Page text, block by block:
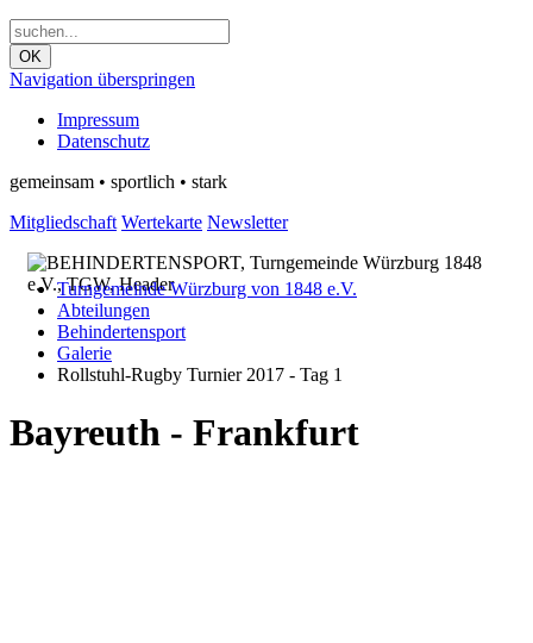
OK
Navigation überspringen
Impressum
Datenschutz
gemeinsam • sportlich • stark
Mitgliedschaft Wertekarte Newsletter
Turngemeinde Würzburg von 1848 e.V.
Abteilungen
Behindertensport
Galerie
Rollstuhl-Rugby Turnier 2017 - Tag 1
Bayreuth - Frankfurt